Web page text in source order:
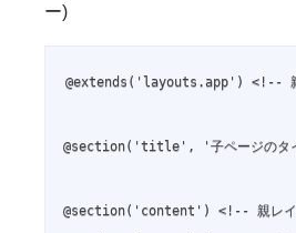
ー)
@extends('layouts.app') <!--
@section('title', '子ページのタ
@section('content') <!-- 親レイ